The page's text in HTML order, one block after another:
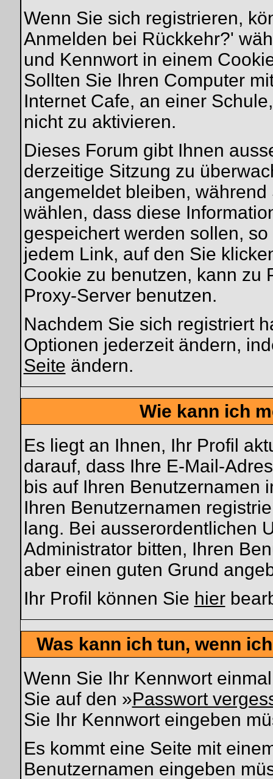
Wenn Sie sich registrieren,
Anmelden bei Rückkehr?'
und Kennwort in einem
Sollten Sie Ihren Computer
Internet Cafe, an einer
nicht zu aktivieren.
Dieses Forum gibt Ihnen
derzeitige Sitzung zu
angemeldet bleiben,
wählen, dass diese
gespeichert werden sollen,
jedem Link, auf den Sie
Cookie zu benutzen, kann zu
Proxy-Server benutzen.
Nachdem Sie sich registriert
Optionen jederzeit ändern,
Seite ändern.
Wie kann ich
Es liegt an Ihnen, Ihr Profil
darauf, dass Ihre E-Mail-
bis auf Ihren Benutzernamen
Ihren Benutzernamen
lang. Bei ausserordentlichen
Administrator bitten, Ihren
aber einen guten Grund
Ihr Profil können Sie hier
Was kann ich tun, wenn
Wenn Sie Ihr Kennwort
Sie auf den »Passwort
Sie Ihr Kennwort eingeben
Es kommt eine Seite mit
Benutzernamen eingeben